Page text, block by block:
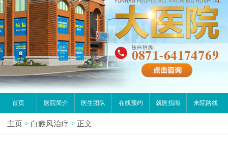
首页 医院简介 医生团队 在线预约 就医指南 来院路线
主页 > 白癜风治疗 > 正文